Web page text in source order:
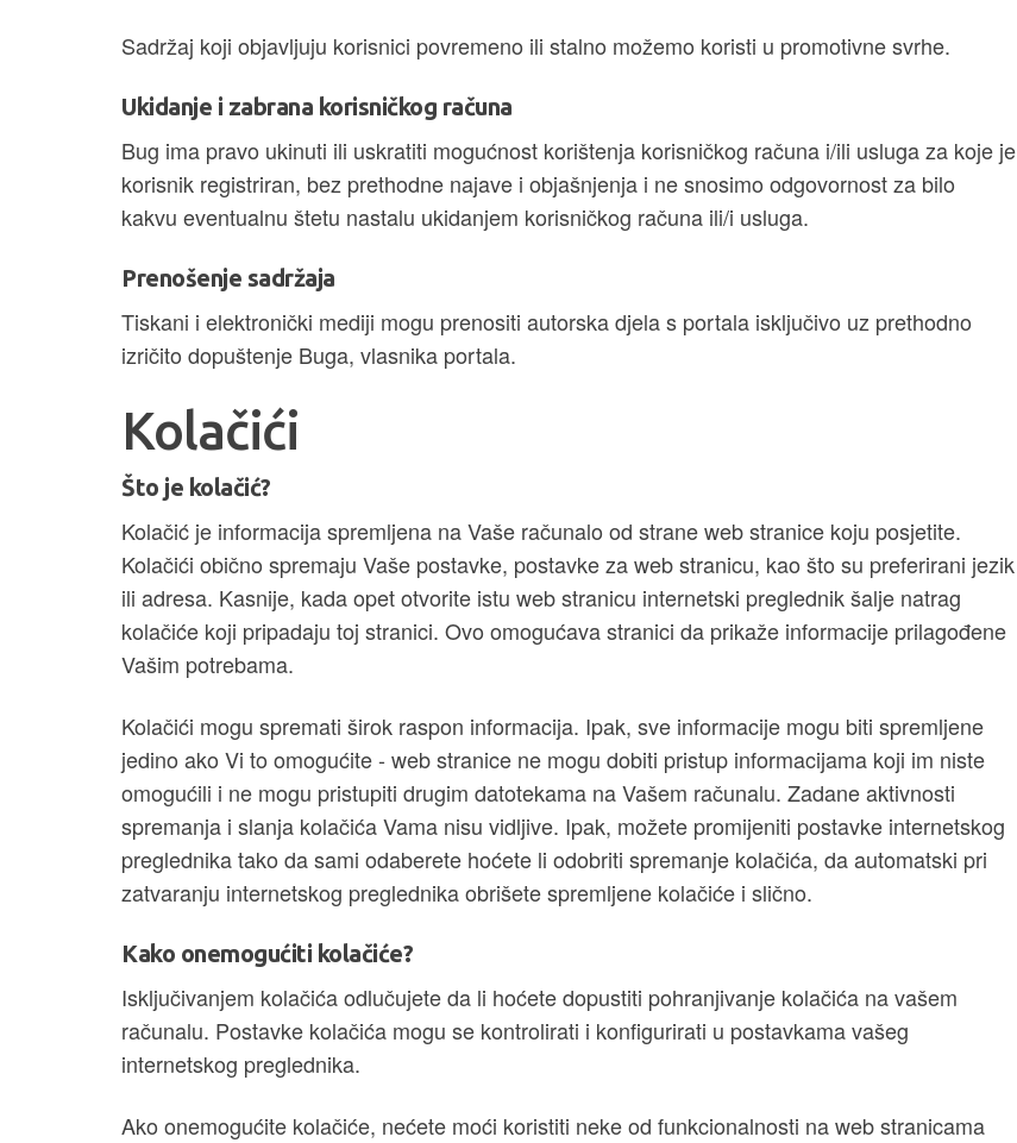
Sadržaj koji objavljuju korisnici povremeno ili stalno možemo koristi u promotivne svrhe.
Ukidanje i zabrana korisničkog računa
Bug ima pravo ukinuti ili uskratiti mogućnost korištenja korisničkog računa i/ili usluga za koje je
korisnik registriran, bez prethodne najave i objašnjenja i ne snosimo odgovornost za bilo
kakvu eventualnu štetu nastalu ukidanjem korisničkog računa ili/i usluga.
Prenošenje sadržaja
Tiskani i elektronički mediji mogu prenositi autorska djela s portala isključivo uz prethodno
izričito dopuštenje Buga, vlasnika portala.
Kolačići
Što je kolačić?
Kolačić je informacija spremljena na Vaše računalo od strane web stranice koju posjetite.
Kolačići obično spremaju Vaše postavke, postavke za web stranicu, kao što su preferirani jezik
ili adresa. Kasnije, kada opet otvorite istu web stranicu internetski preglednik šalje natrag
kolačiće koji pripadaju toj stranici. Ovo omogućava stranici da prikaže informacije prilagođene
Vašim potrebama.
Kolačići mogu spremati širok raspon informacija. Ipak, sve informacije mogu biti spremljene
jedino ako Vi to omogućite - web stranice ne mogu dobiti pristup informacijama koji im niste
omogućili i ne mogu pristupiti drugim datotekama na Vašem računalu. Zadane aktivnosti
spremanja i slanja kolačića Vama nisu vidljive. Ipak, možete promijeniti postavke internetskog
preglednika tako da sami odaberete hoćete li odobriti spremanje kolačića, da automatski pri
zatvaranju internetskog preglednika obrišete spremljene kolačiće i slično.
Kako onemogućiti kolačiće?
Isključivanjem kolačića odlučujete da li hoćete dopustiti pohranjivanje kolačića na vašem
računalu. Postavke kolačića mogu se kontrolirati i konfigurirati u postavkama vašeg
internetskog preglednika.
Ako onemogućite kolačiće, nećete moći koristiti neke od funkcionalnosti na web stranicama